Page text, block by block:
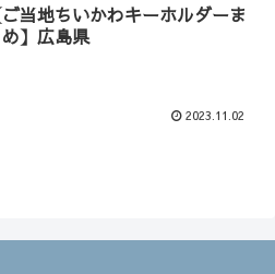
ご当地ちいかわキーホルダーま
】広島県
2023.11.02